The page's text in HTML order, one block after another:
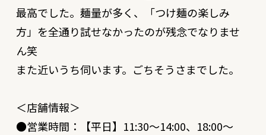
最高でした。麺量が多く、「つけ麺の楽しみ
方」を全通り試せなかったのが残念でなりませ
ん笑
また近いうち伺います。ごちそうさまでした。
＜店舗情報＞
●営業時間：【平日】11:30〜14:00、18:00〜